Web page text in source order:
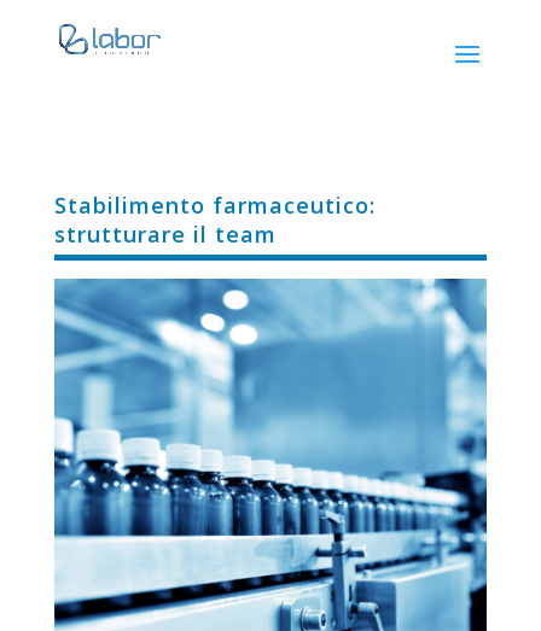
Stabilimento farmaceutico:
strutturare il team